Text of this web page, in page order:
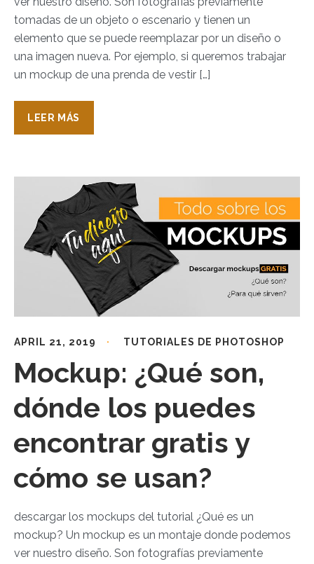
tomadas de un objeto o escenario y tienen un
elemento que se puede reemplazar por un diseño o
una imagen nueva. Por ejemplo, si queremos trabajar
un mockup de una prenda de vestir […]
LEER MÁS
APRIL 21, 2019 TUTORIALES DE PHOTOSHOP
Mockup: ¿Qué son,
dónde los puedes
encontrar gratis y
cómo se usan?
descargar los mockups del tutorial ¿Qué es un
mockup? Un mockup es un montaje donde podemos
ver nuestro diseño. Son fotografías previamente